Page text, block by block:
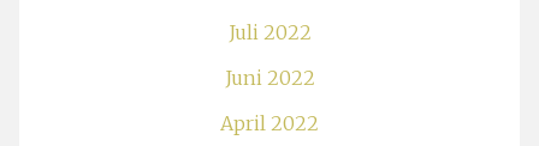
Juli 2022
Juni 2022
April 2022